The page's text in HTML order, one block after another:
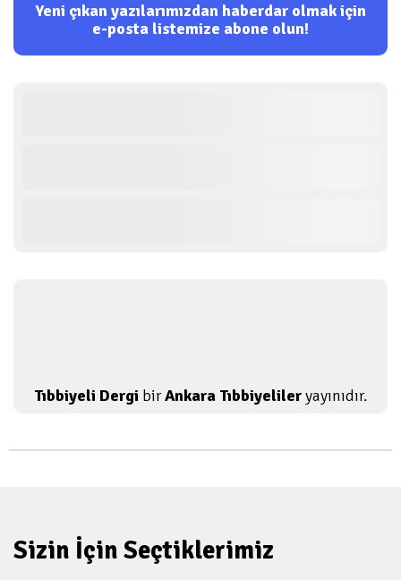
Yeni çıkan yazılarımızdan haberdar olmak için
e-posta listemize abone olun!
Tıbbiyeli Dergi birAnkara Tıbbiyelileryayınıdır.
Sizin İçin Seçtiklerimiz